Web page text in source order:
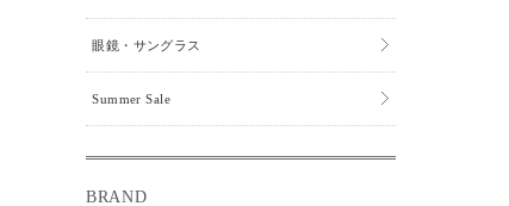
眼鏡・サングラス
Summer Sale
BRAND